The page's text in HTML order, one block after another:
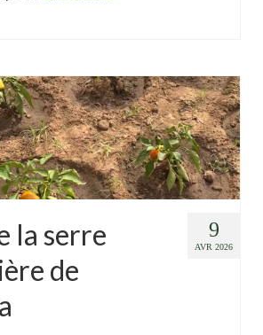
9
AVR 2026
la serre
de